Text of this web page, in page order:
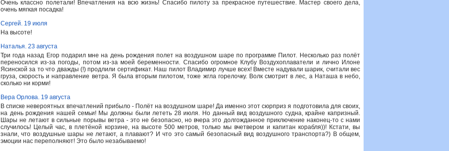
Очень классно полетали! Впечатления на всю жизнь! Спасибо пилоту за прекрасное путешествие. Мастер своего дела,
очень мягкая посадка!
Сергей. 19 июля
На высоте!
Наталья. 23 августа
Три года назад Егор подарил мне на день рождения полет на воздушном шаре по программе Пилот. Несколько раз полёт
переносился из-за погоды, потом из-за моей беременности. Спасибо огромное Клубу Воздухоплаватели и лично Илоне
Ясинской за то что дважды (!) продлили сертификат. Наш пилот Владимир лучше всех! Вместе надували шарик, считали вес
груза, скорость и направление ветра. Я была вторым пилотом, тоже жгла горелочку. Волк смотрит в лес, а Наташа в небо,
сколько ни корми!
Вера Орлова. 19 августа
В списке невероятных впечатлений прибыло - Полёт на воздушном шаре! Да именно этот сюрприз я подготовила для своих,
на день рождения нашей семьи! Мы должны были лететь 28 июля. Но данный вид воздушного судна, крайне капризный.
Шары не летают в сильные порывы ветра - это не безопасно, но вчера это долгожданное приключение наконец-то с нами
случилось! Целый час, в плетёной корзине, на высоте 500 метров, только мы вчетвером и капитан корабля))! Кстати, вы
знали, что воздушные шары не летают, а плавают? И что это самый безопасный вид воздушного транспорта?) В общем,
эмоции нас переполняют! Это было незабываемо!